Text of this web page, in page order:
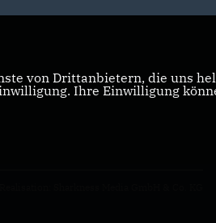
von Drittanbietern, die uns
Ihre Einwilligung